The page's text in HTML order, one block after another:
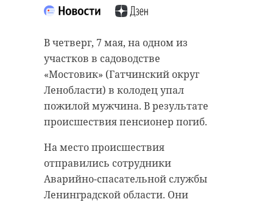
В четверг, 7 мая, на одном из
участков в садоводстве
«Мостовик» (Гатчинский округ
Ленобласти) в колодец упал
пожилой мужчина. В результате
происшествия пенсионер погиб.
На место происшествия
отправились сотрудники
Аварийно-спасательной службы
Ленинградской области. Они